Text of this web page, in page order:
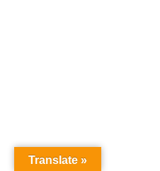
Translate »